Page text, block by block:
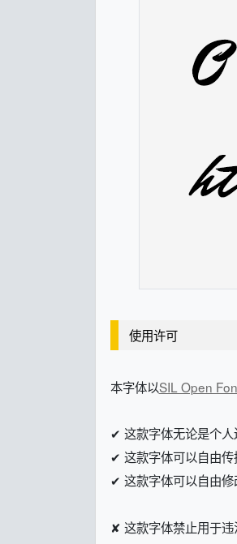
使用许可
本字体以SIL Open
✔ 这款字体无论是个人
✔ 这款字体可以自由传
✔ 这款字体可以自由
✘ 这款字体禁止用于违